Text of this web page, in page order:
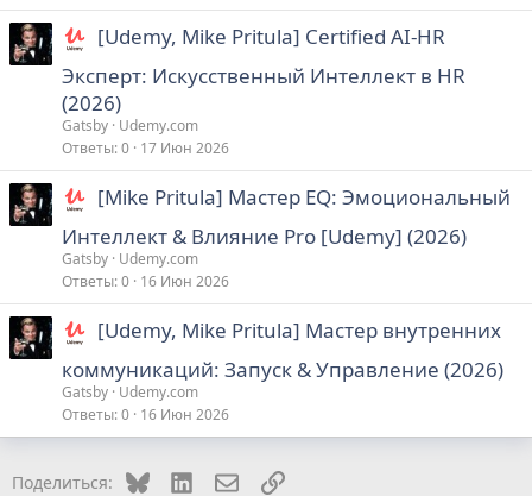
[Udemy, Mike Pritula] Certified AI-HR
Эксперт: Искусственный Интеллект в HR
(2026)
Gatsby Udemy.com
Ответы 0 17 Июн 2026
[Mike Pritula] Мастер EQ: Эмоциональный
Интеллект & Влияние Pro [Udemy] (2026)
Gatsby Udemy.com
Ответы 0 16 Июн 2026
[Udemy, Mike Pritula] Мастер внутренних
коммуникаций: Запуск & Управление (2026)
Gatsby Udemy.com
Ответы 0 16 Июн 2026
Поделиться: Bluesky LinkedInЭлектронная почта
Ссылка